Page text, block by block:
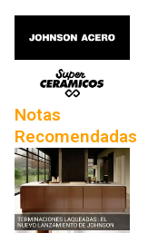
Notas
Recomendadas